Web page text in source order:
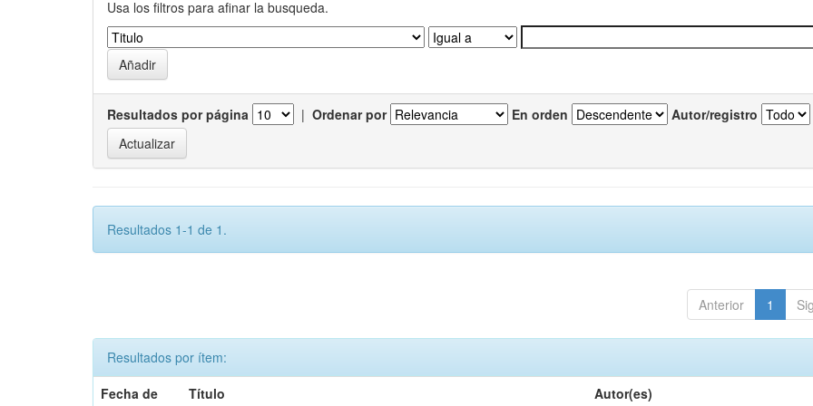
Usa los filtros para afinar la busqueda.
Resultados por página | Ordenar por En orden Autor/registro
Resultados 1-1 de 1.
Anterior 1
Resultados por ítem:
Fecha de
Título Autor(es)